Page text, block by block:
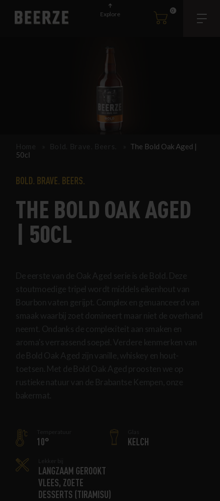
Explore 0
10 KELCH
LANGZAAM GEROOKT
VLEES, ZOETE
DESSERTS (TIRAMISU)
The Bold Oak Aged |
50cl
BOLD. BRAVE. BEERS.
THE BOLD OAK AGED
| 50CL